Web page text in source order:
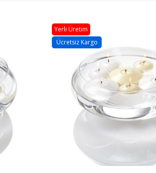
Yerli Üretim
Ücretsiz Kargo